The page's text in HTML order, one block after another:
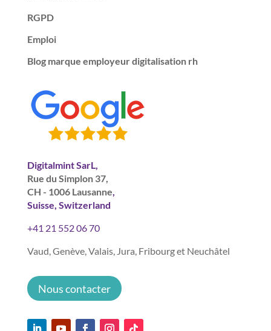
RGPD
Emploi
Blog marque employeur digitalisation rh
Digitalmint SarL,
Rue du Simplon 37,
CH - 1006 Lausanne,
Suisse, Switzerland
+41 21 552 06 70
Vaud, Genève, Valais, Jura, Fribourg et Neuchâtel
Nous contacter